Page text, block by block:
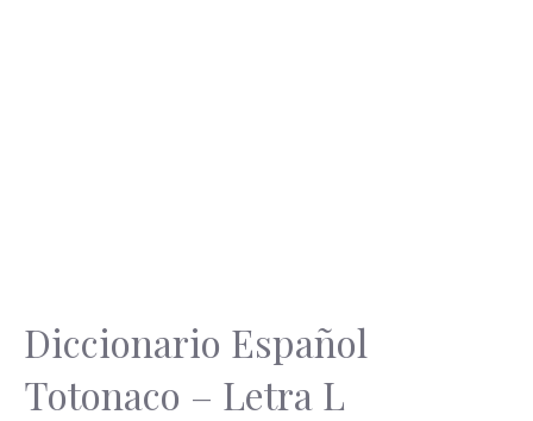
Diccionario Español
Totonaco – Letra L